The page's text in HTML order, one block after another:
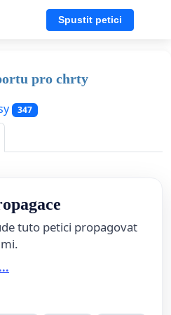
Spustit petici
pro chrty
347
tuto petici propagovat